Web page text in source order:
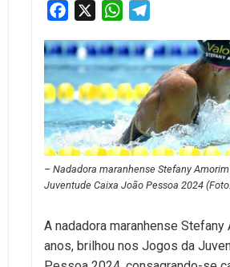
Facebook WhatsApp
– Nadadora maranhense Stefany
Juventude Caixa João Pessoa 2024
A nadadora maranhense Stefany
anos, brilhou nos Jogos da